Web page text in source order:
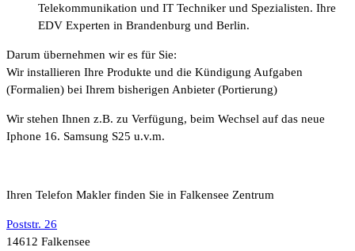
Telekommunikation und IT Techniker und Spezialisten. Ihre
EDV Experten in Brandenburg und Berlin.
Darum übernehmen wir es für Sie:
Wir installieren Ihre Produkte und die Kündigung Aufgaben
(Formalien) bei Ihrem bisherigen Anbieter (Portierung)
Wir stehen Ihnen z.B. zu Verfügung, beim Wechsel auf das neue
Iphone 16. Samsung S25 u.v.m.
Ihren Telefon Makler finden Sie in Falkensee Zentrum
Poststr. 26
14612 Falkensee